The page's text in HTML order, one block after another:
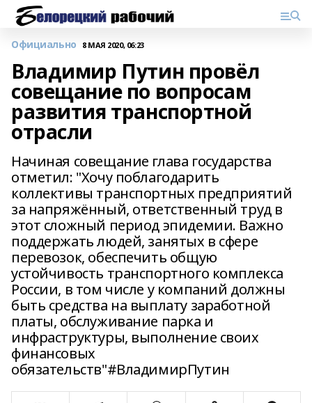
Официально 8 МАЯ 2020, 06:23
Владимир Путин провёл
совещание по вопросам
развития транспортной
отрасли
Начиная совещание глава государства
отметил: "Хочу поблагодарить
коллективы транспортных предприятий
за напряжённый, ответственный труд в
этот сложный период эпидемии. Важно
поддержать людей, занятых в сфере
перевозок, обеспечить общую
устойчивость транспортного комплекса
России, в том числе у компаний должны
быть средства на выплату заработной
платы, обслуживание парка и
инфраструктуры, выполнение своих
финансовых
обязательств"#ВладимирПутин